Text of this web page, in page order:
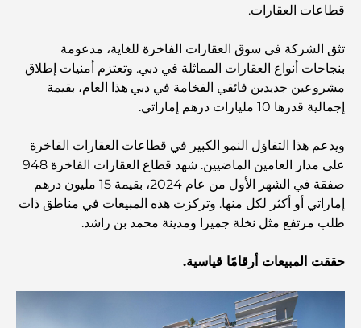
أغلى سيارة لامبورغيني على الإطلاق: قائمة هواة الجمع
أغلى مدارس جيمس في دبي: دليل شامل للآباء
أفضل المدارس القريبة من داماك هيلز 2: دليل للعائلات
أفضل المطاعم الهندية في دبي: رحلة طهي
اكتشف ممشى نخلة جميرا: جولة بين الفخامة والإطلالات الخلابة
قطاعات العقارات.
تثق الشركة في سوق العقارات الفاخرة للغاية، مدعومة
بنجاحات أنواع العقارات المماثلة في دبي. وتعتزم أمنيات إطلاق
مشروعين جديدين فائقي الفخامة في دبي هذا العام، بقيمة
إجمالية قدرها 10 مليارات درهم إماراتي.
ويدعم هذا التفاؤل النمو الكبير في قطاعات العقارات الفاخرة
على مدار العامين الماضيين. شهد قطاع العقارات الفاخرة 948
صفقة في الشهر الأول من عام 2024، بقيمة 15 مليون درهم
إماراتي أو أكثر لكل منها. وتركزت هذه المبيعات في مناطق ذات
طلب مرتفع مثل نخلة جميرا ومدينة محمد بن راشد.
حققت المبيعات أرقامًا قياسية.